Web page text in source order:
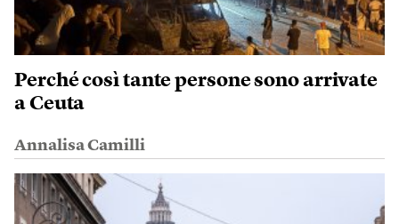
Perché così tante persone sono arrivate
a Ceuta
Annalisa Camilli